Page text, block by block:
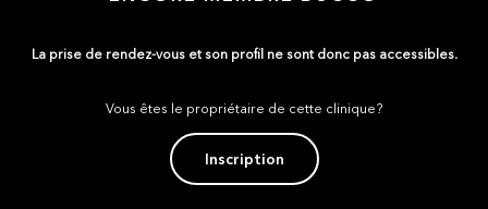
La prise de rendez-vous et son profil ne sont donc pas accessibles.
Vous êtes le propriétaire de cette clinique?
Inscription